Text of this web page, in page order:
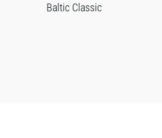
Baltic Classic